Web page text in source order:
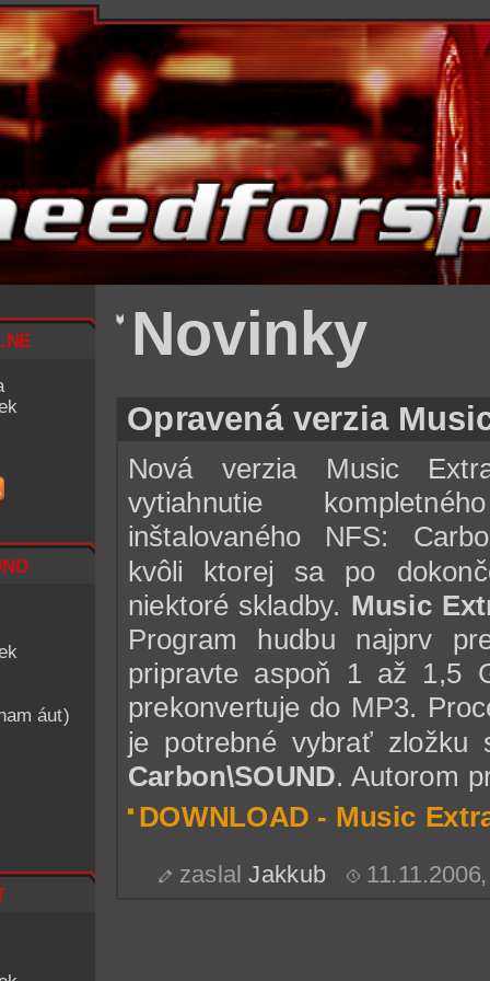
áut)
Novinky
Opravená verzia
Nová verzia Music
vytiahnutie
inštalovaného NFS:
kvôli ktorej sa po
niektoré skladby. Music
Program hudbu najprv
pripravte aspoň 1 až 1,5
prekonvertuje do MP3.
je potrebné vybrať zložku
Carbon\SOUND. Autorom
DOWNLOAD - Music
zaslalJakkub